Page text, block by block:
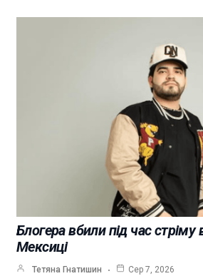
Блогера вбили під час стріму
Мексиці
Тетяна Гнатишин Сер 7, 2026